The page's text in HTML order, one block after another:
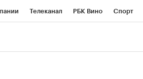
Телеканал РБК Вино Спорт